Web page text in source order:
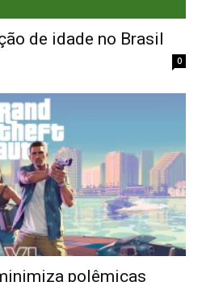
de idade no Brasil
0
polêmicas